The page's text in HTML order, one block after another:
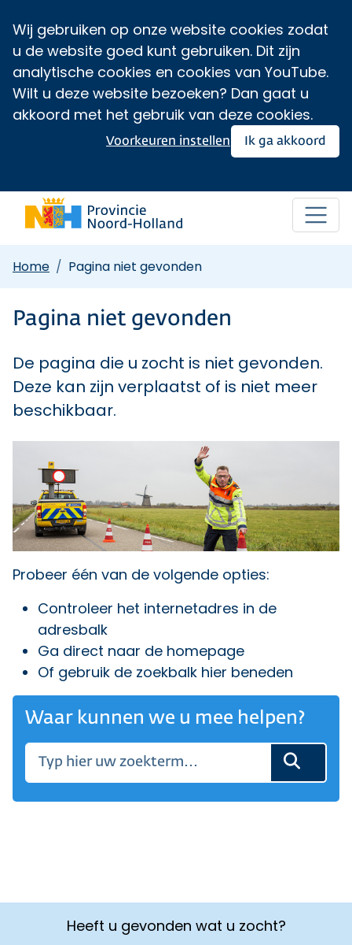
Wij gebruiken op onze website cookies zodat
u de website goed kunt gebruiken. Dit zijn
analytische cookies en cookies van YouTube.
Wilt u deze website bezoeken? Dan gaat u
akkoord met het gebruik van deze cookies.
Ik ga akkoord
Voorkeuren instellen
Home Pagina niet gevonden
Pagina niet gevonden
De pagina die u zocht is niet gevonden.
Deze kan zijn verplaatst of is niet meer
beschikbaar.
Probeer één van de volgende opties:
Controleer het internetadres in de
adresbalk
Ga direct naar de homepage
Of gebruik de zoekbalk hier beneden
Waar kunnen we u mee helpen?
Heeft u gevonden wat u zocht?